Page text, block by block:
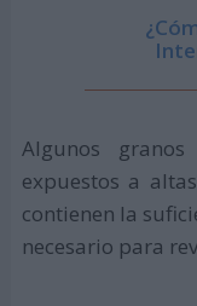
Algunos
expuestos a
contienen la
necesario para